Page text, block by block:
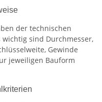
der technischen
sind Durchmesser,
Gewinde
jeweiligen Bauform